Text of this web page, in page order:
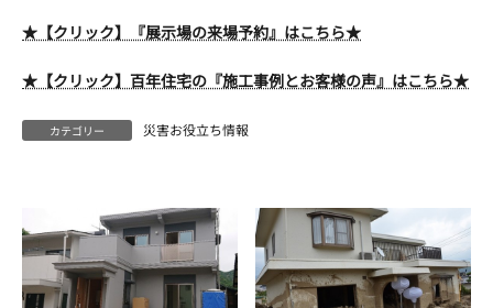
★【クリック】『展示場の来場予約』はこちら★
★【クリック】百年住宅の『施工事例とお客様の声』はこちら★
カテゴリー 災害お役立ち情報